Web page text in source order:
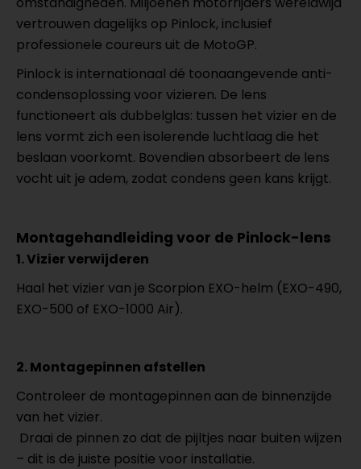
vertrouwen dagelijks op Pinlock, inclusief
professionele coureurs uit de MotoGP.
Pinlock is internationaal dé toonaangevende anti-
condensoplossing voor vizieren. De lens
functioneert als dubbelglas: tussen het vizier en de
lens vormt zich een isolerende luchtlaag die het
beslaan voorkomt. Bovendien absorbeert de lens
vocht uit je adem, zodat condens geen kans krijgt.
Montagehandleiding voor de Pinlock-lens
1. Vizier verwijderen
Haal het vizier van je Scorpion EXO-helm (EXO-490,
EXO-500 of EXO-1000 Air).
2. Montagepinnen afstellen
Controleer de montagepinnen aan de binnenzijde
van het vizier.
Draai de pinnen zo dat de pijltjes naar buiten wijzen
– dit is de juiste positie voor installatie.